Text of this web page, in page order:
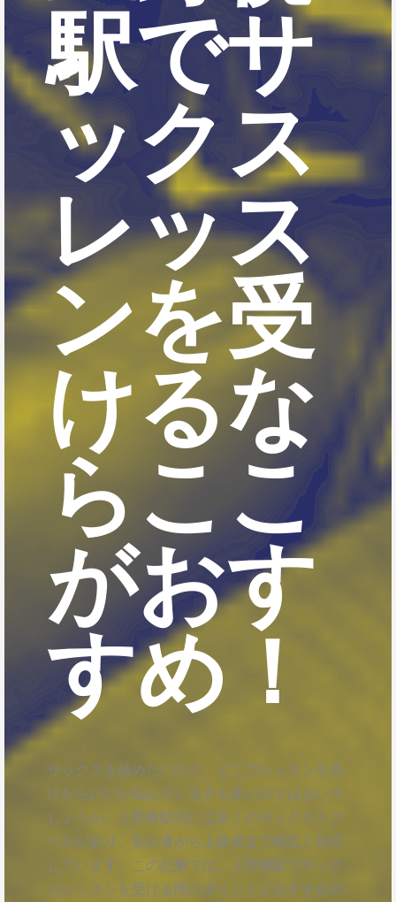
駅でサ
ックス
レッス
ンを受
けるな
らここ
がおす
すめ！
サックスを始めたいけど、どこでレッスンを受
けたらいいか悩んでいる方も多いのではないで
しょうか。上野幌駅内には多くのサックススク
ールがあり、初心者から上級者まで幅広く対応
しています。この記事では、上野幌駅でサック
スレッスンを受ける際のポイントとおすすめの